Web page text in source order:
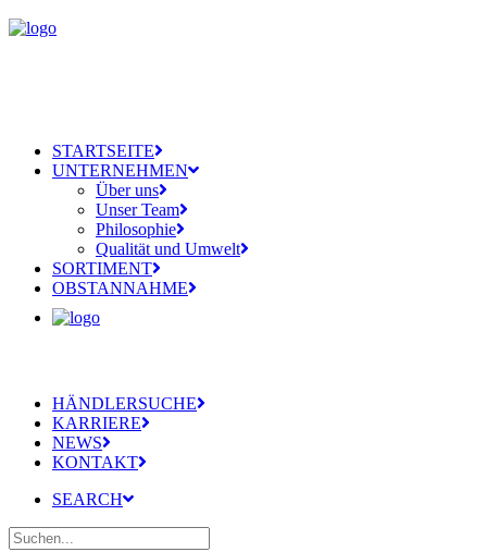
STARTSEITE
UNTERNEHMEN
Über uns
Unser Team
Philosophie
Qualität und Umwelt
SORTIMENT
OBSTANNAHME
HÄNDLERSUCHE
KARRIERE
NEWS
KONTAKT
SEARCH